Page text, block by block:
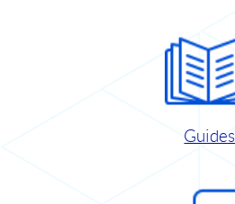
Guides